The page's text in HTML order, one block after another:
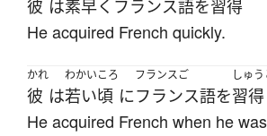
彼 は素早く フランス語を習得
He acquired French quickly.
かれ
彼 は
わかいころ
若い頃 に
フランスご
フランス語を
しゅう
習得
He acquired French when he